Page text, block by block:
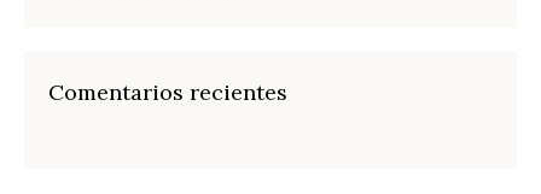
Comentarios recientes